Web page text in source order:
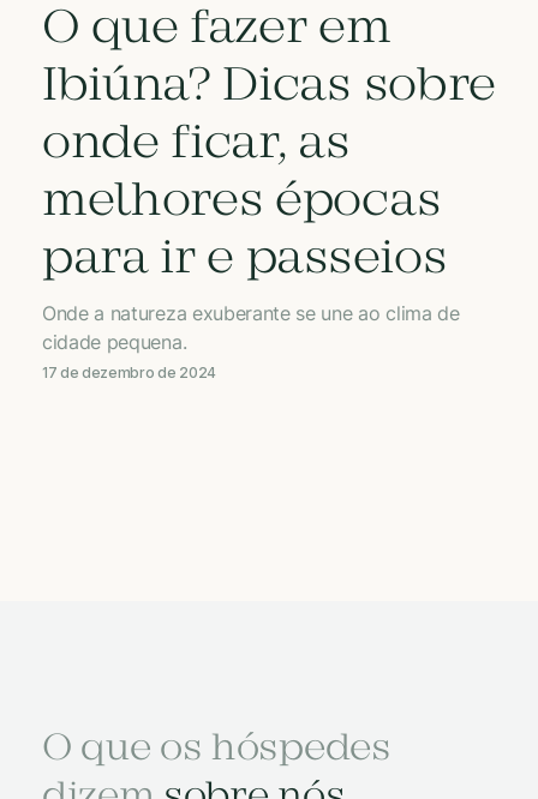
O que fazer em
Ibiúna? Dicas sobre
onde ficar, as
melhores épocas
para ir e passeios
Onde a natureza exuberante se une ao clima de
cidade pequena.
17 de dezembro de 2024
O que os hóspedes